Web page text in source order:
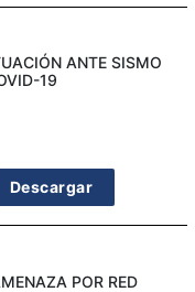
ANTE SISMO
19
Descargar
POR RED